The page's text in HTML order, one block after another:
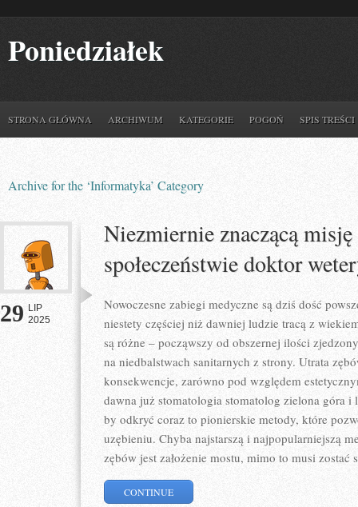
Poniedziałek
STRONA GŁÓWNA ARCHIWUM KATEGORIE POGOŃ SPIS TREŚCI
Archive for the ‘Informatyka’ Category
29 LIP
2025
Niezmiernie znaczącą misję
społeczeństwie doktor
Nowoczesne zabiegi medyczne są dziś dość
niestety częściej niż dawniej ludzie tracą z
są różne – począwszy od obszernej ilości
na niedbalstwach sanitarnych z strony. Utrata
konsekwencje, zarówno pod względem
dawna już stomatologia stomatolog zielona góra
by odkryć coraz to pionierskie metody, które
uzębieniu. Chyba najstarszą i najpopularniejszą
zębów jest założenie mostu, mimo to musi zostać
CONTINUE